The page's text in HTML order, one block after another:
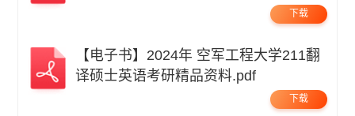
下载
【电子书】2024年 空军工程大学211翻
译硕士英语考研精品资料.pdf
下载